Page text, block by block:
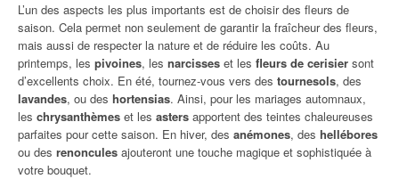
L’un des aspects les plus importants est de choisir des fleurs de
saison. Cela permet non seulement de garantir la fraîcheur des fleurs,
mais aussi de respecter la nature et de réduire les coûts. Au
printemps, les pivoines, les narcisses et les fleurs de cerisier sont
d’excellents choix. En été, tournez-vous vers des tournesols, des
lavandes, ou des hortensias. Ainsi, pour les mariages automnaux,
les chrysanthèmes et les asters apportent des teintes chaleureuses
parfaites pour cette saison. En hiver, des anémones, des hellébores
ou des renoncules ajouteront une touche magique et sophistiquée à
votre bouquet.